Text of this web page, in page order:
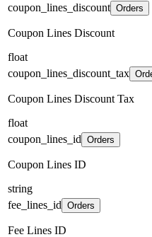
coupon_lines_discount Orders
Coupon Lines Discount
float
coupon_lines_discount_tax
Coupon Lines Discount Tax
float
coupon_lines_id Orders
Coupon Lines ID
string
fee_lines_id Orders
Fee Lines ID